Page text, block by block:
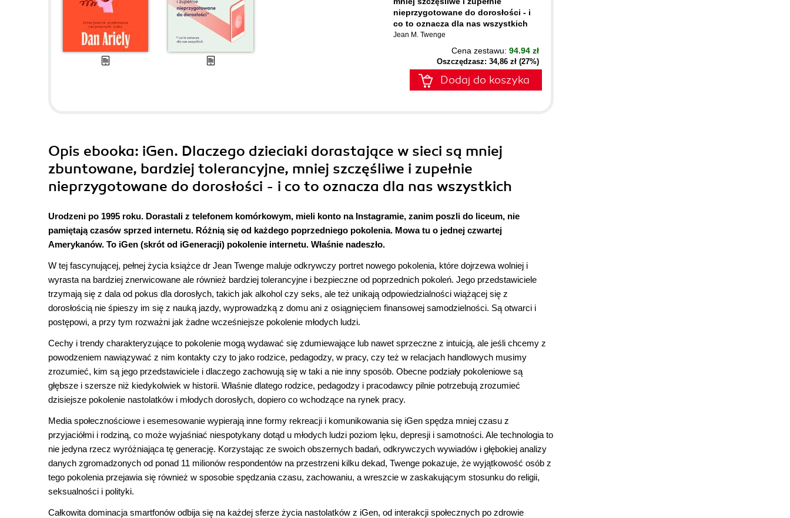
nieprzygotowane do dorosłości - i
co to oznacza dla nas wszystkich
Jean M. Twenge
Cena zestawu: 94.94 zł
Oszczędzasz: 34,86 zł (27%)
Dodaj do koszyka
Opis ebooka: iGen. Dlaczego dzieciaki dorastające w sieci są mniej
zbuntowane, bardziej tolerancyjne, mniej szczęśliwe i zupełnie
nieprzygotowane do dorosłości - i co to oznacza dla nas wszystkich
Urodzeni po 1995 roku. Dorastali z telefonem komórkowym, mieli konto na Instagramie, zanim poszli do liceum, nie
pamiętają czasów sprzed internetu. Różnią się od każdego poprzedniego pokolenia. Mowa tu o jednej czwartej
Amerykanów. To iGen (skrót od iGeneracji) pokolenie internetu. Właśnie nadeszło.
W tej fascynującej, pełnej życia książce dr Jean Twenge maluje odkrywczy portret nowego pokolenia, które dojrzewa wolniej i
wyrasta na bardziej znerwicowane ale również bardziej tolerancyjne i bezpieczne od poprzednich pokoleń. Jego przedstawiciele
trzymają się z dala od pokus dla dorosłych, takich jak alkohol czy seks, ale też unikają odpowiedzialności wiążącej się z
dorosłością nie śpieszy im się z nauką jazdy, wyprowadzką z domu ani z osiągnięciem finansowej samodzielności. Są otwarci i
postępowi, a przy tym rozważni jak żadne wcześniejsze pokolenie młodych ludzi.
Cechy i trendy charakteryzujące to pokolenie mogą wydawać się zdumiewające lub nawet sprzeczne z intuicją, ale jeśli chcemy z
powodzeniem nawiązywać z nim kontakty czy to jako rodzice, pedagodzy, w pracy, czy też w relacjach handlowych musimy
zrozumieć, kim są jego przedstawiciele i dlaczego zachowują się w taki a nie inny sposób. Obecne podziały pokoleniowe są
głębsze i szersze niż kiedykolwiek w historii. Właśnie dlatego rodzice, pedagodzy i pracodawcy pilnie potrzebują zrozumieć
dzisiejsze pokolenie nastolatków i młodych dorosłych, dopiero co wchodzące na rynek pracy.
Media społecznościowe i esemesowanie wypierają inne formy rekreacji i komunikowania się iGen spędza mniej czasu z
przyjaciółmi i rodziną, co może wyjaśniać niespotykany dotąd u młodych ludzi poziom lęku, depresji i samotności. Ale technologia to
nie jedyna rzecz wyróżniająca tę generację. Korzystając ze swoich obszernych badań, odkrywczych wywiadów i głębokiej analizy
danych zgromadzonych od ponad 11 milionów respondentów na przestrzeni kilku dekad, Twenge pokazuje, że wyjątkowość osób z
tego pokolenia przejawia się również w sposobie spędzania czasu, zachowaniu, a wreszcie w zaskakującym stosunku do religii,
seksualności i polityki.
Całkowita dominacja smartfonów odbija się na każdej sferze życia nastolatków z iGen, od interakcji społecznych po zdrowie